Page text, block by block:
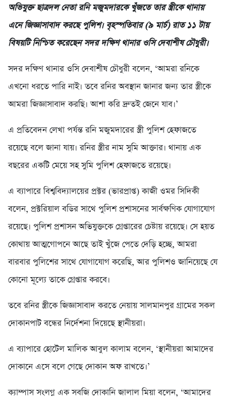
অভিযুক্ত ছাত্রদল নেতা রনি মজুমদারকে খুঁজতে তার স্ত্রীকে থানায়
এনে জিজ্ঞাসাবাদ করছে পুলিশ। বৃহস্পতিবার (৯ মার্চ) রাত ১১ টায়
বিষয়টি নিশ্চিত করেছেন সদর দক্ষিণ থানার ওসি দেবাশীষ চৌধুরী।
সদর দক্ষিণ থানার ওসি দেবাশীষ চৌধুরী বলেন, ‘আমরা রনিকে
এখনো ধরতে পারি নাই। তবে রনির অবস্থান জানার জন্য তার স্ত্রীকে
আমরা জিজ্ঞাসাবাদ করছি। আশা করি দ্রুতই জেনে যাব।’
এ প্রতিবেদন লেখা পর্যন্ত রনি মজুমদারের স্ত্রী পুলিশ হেফাজতে
রয়েছে বলে জানা যায়। রনির স্ত্রীর নাম সুমি আক্তার। থানায় এক
বছরের একটি মেয়ে সহ সুমি পুলিশ হেফাজতে রয়েছে।
এ ব্যাপারে বিশ্ববিদ্যালয়ের প্রক্টর (ভারপ্রাপ্ত) কাজী ওমর সিদিকী
বলেন, প্রক্টরিয়াল বডির সাথে পুলিশ প্রশাসনের সার্বক্ষণিক যোগাযোগ
রয়েছে। পুলিশ প্রশাসন অভিযুক্তকে গ্রেপ্তারের চেষ্টায় রয়েছে। সে হয়ত
কোথায় আত্মগোপনে আছে তাই খুঁজে পেতে দেড়ি হচ্ছে, আমরা
বারবার পুলিশের সাথে যোগাযোগ করেছি, আর পুলিশও জানিয়েছে যে
কোনো মূল্যে তাকে গ্রেপ্তার করবে।
তবে রনির স্ত্রীকে জিজ্ঞাসাবাদ করতে নেয়ায় সালমানপুর গ্রামের সকল
দোকানপাট বন্ধের নির্দেশনা দিয়েছে স্থানীয়রা।
এ ব্যাপারে হোটেল মালিক আবুল কালাম বলেন, ‘স্থানীয়রা আমাদের
দোকানে এসে বলে গেছে দোকান অফ রাখতে।’
ক্যাম্পাস সংলগ্ন এক সবজি দোকানি জালাল মিয়া বলেন, ‘আমাদের